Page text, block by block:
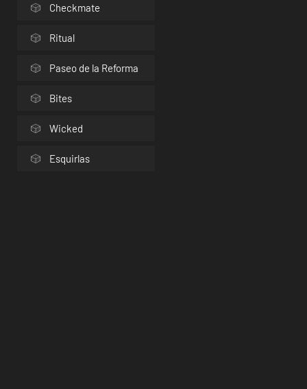
Checkmate
Ritual
Paseo de la Reforma
Bites
Wicked
Esquirlas